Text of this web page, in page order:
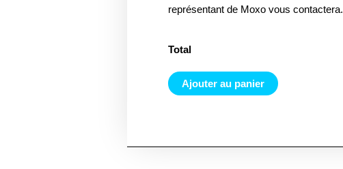
représentant de Moxo vous contactera.
Total
Ajouter au panier